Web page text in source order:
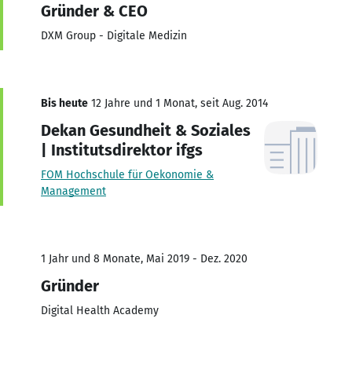
Gründer & CEO
DXM Group - Digitale Medizin
Bis heute 12 Jahre und 1 Monat, seit Aug. 2014
Dekan Gesundheit & Soziales
| Institutsdirektor ifgs
FOM Hochschule für Oekonomie &
Management
1 Jahr und 8 Monate, Mai 2019 - Dez. 2020
Gründer
Digital Health Academy